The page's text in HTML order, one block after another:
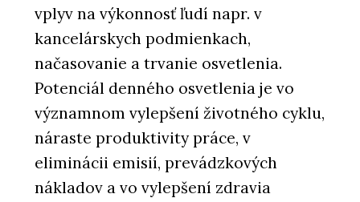
vplyv na výkonnosť ľudí napr. v
kancelárskych podmienkach,
načasovanie a trvanie osvetlenia.
Potenciál denného osvetlenia je vo
významnom vylepšení životného cyklu,
náraste produktivity práce, v
eliminácii emisií, prevádzkových
nákladov a vo vylepšení zdravia